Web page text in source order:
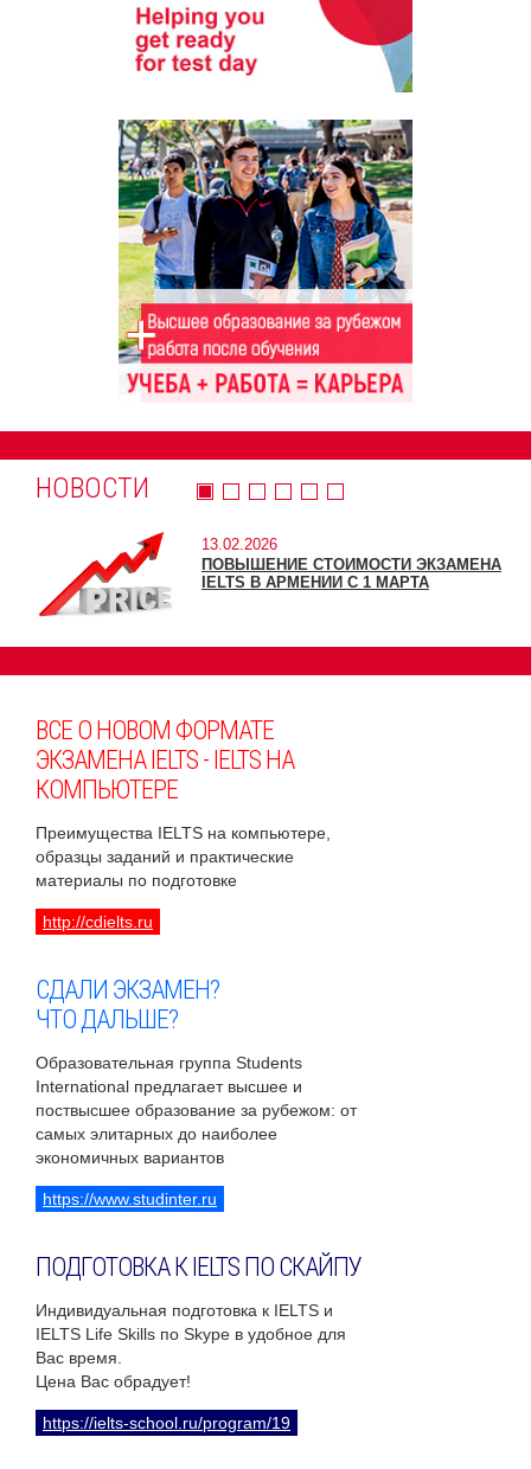
НОВОСТИ
13.02.2026
ПОВЫШЕНИЕ СТОИМОСТИ ЭКЗАМЕНА
IELTS В АРМЕНИИ С 1 МАРТА
ВСЕ О НОВОМ ФОРМАТЕ
ЭКЗАМЕНА IELTS - IELTS НА
КОМПЬЮТЕРЕ
Преимущества IELTS на компьютере,
образцы заданий и практические
материалы по подготовке
http://cdielts.ru
СДАЛИ ЭКЗАМЕН?
ЧТО ДАЛЬШЕ?
Образовательная группа Students
International предлагает высшее и
поствысшее образование за рубежом: от
самых элитарных до наиболее
экономичных вариантов
https://www.studinter.ru
ПОДГОТОВКА К IELTS ПО СКАЙПУ
Индивидуальная подготовка к IELTS и
IELTS Life Skills по Skype в удобное для
Вас время.
Цена Вас обрадует!
https://ielts-school.ru/program/19